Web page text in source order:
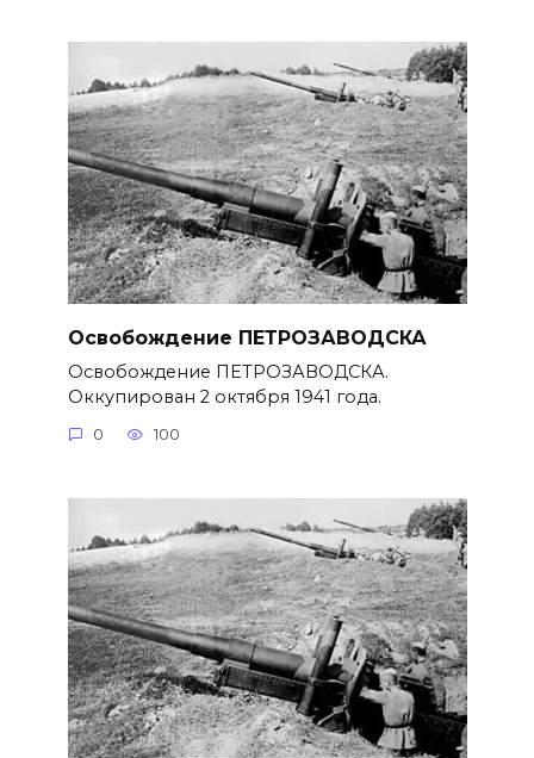
Освобождение ПЕТРОЗАВОДСКА
Освобождение ПЕТРОЗАВОДСКА.
Оккупирован 2 октября 1941 года.
0 100